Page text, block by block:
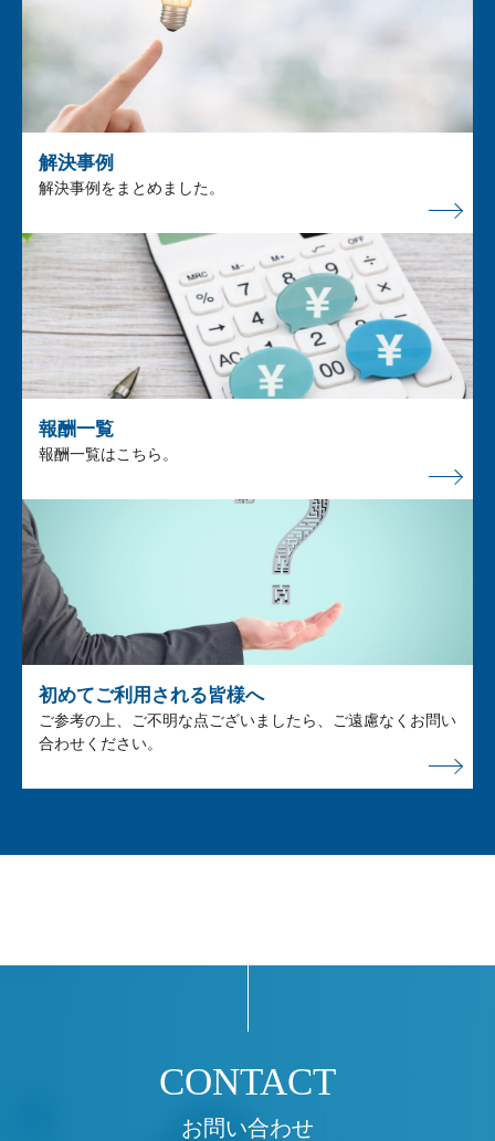
解決事例
解決事例をまとめました。
報酬一覧
報酬一覧はこちら。
初めてご利用される皆様へ
ご参考の上、ご不明な点ございましたら、ご遠慮なくお問い
合わせください。
お問い合わせ